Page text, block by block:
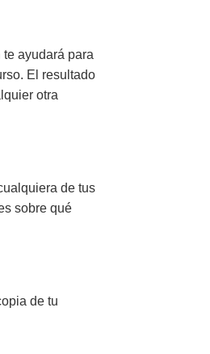
ayudará para
El resultado
otra
de tus
sobre qué
de tu